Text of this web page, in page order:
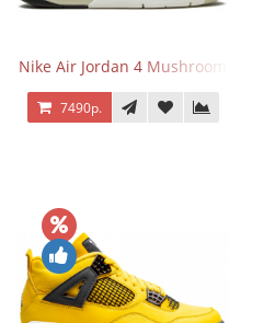
Nike Air Jordan 4 Mushroom
7490р.